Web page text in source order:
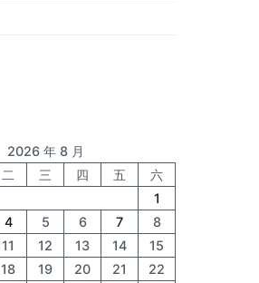
2026 年 8 月
二 三 四 五
六
1
4 5 6 7
8
11 12 13 14
15
18 19 20 21
22